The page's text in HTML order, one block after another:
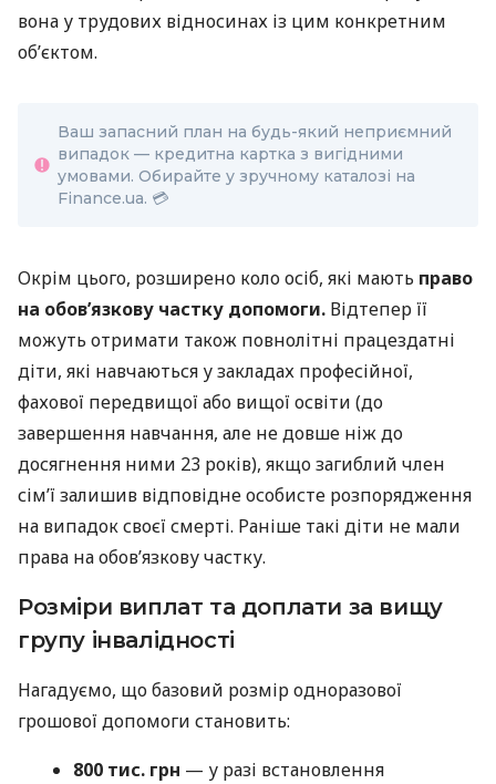
вона у трудових відносинах із цим конкретним
об’єктом.
Ваш запасний план на будь-який неприємний
випадок — кредитна картка з вигідними
умовами. Обирайте у зручному каталозі на
Finance.ua. 💳
Окрім цього, розширено коло осіб, які мають право
на обов’язкову частку допомоги. Відтепер її
можуть отримати також повнолітні працездатні
діти, які навчаються у закладах професійної,
фахової передвищої або вищої освіти (до
завершення навчання, але не довше ніж до
досягнення ними 23 років), якщо загиблий член
сім’ї залишив відповідне особисте розпорядження
на випадок своєї смерті. Раніше такі діти не мали
права на обов’язкову частку.
Розміри виплат та доплати за вищу
групу інвалідності
Нагадуємо, що базовий розмір одноразової
грошової допомоги становить:
800 тис. грн — у разі встановлення